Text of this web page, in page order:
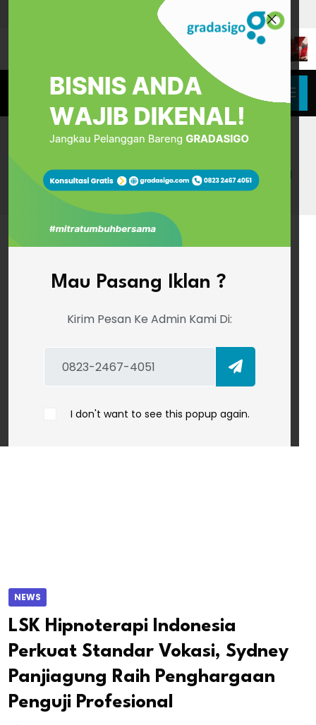
Mau Pasang Iklan ?
Kirim Pesan Ke Admin Kami Di:
I don't want to see this popup again.
VOKASI, SYDNEY PANJIAGUNG RAIH PENGHARGAAN
PENGUJI PROFESIONAL
NEWS
LSK Hipnoterapi Indonesia
Perkuat Standar Vokasi, Sydney
Panjiagung Raih Penghargaan
Penguji Profesional